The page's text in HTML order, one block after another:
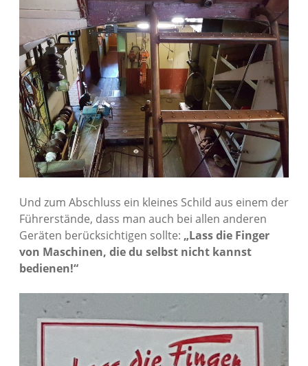
Und zum Abschluss ein kleines Schild aus einem der
Führerstände, dass man auch bei allen anderen
Geräten berücksichtigen sollte: „Lass die Finger
von Maschinen, die du selbst nicht kannst
bedienen!“